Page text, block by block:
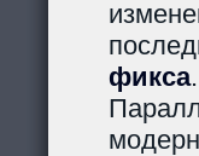
фикса.